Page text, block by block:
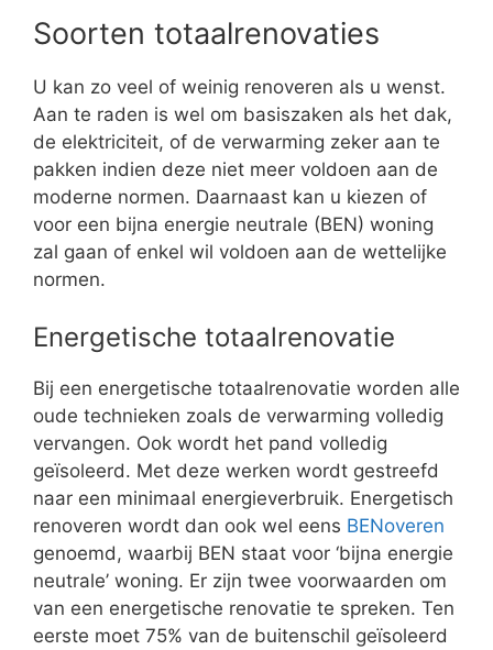
Soorten totaalrenovaties
U kan zo veel of weinig renoveren als u wenst.
Aan te raden is wel om basiszaken als het dak,
de elektriciteit, of de verwarming zeker aan te
pakken indien deze niet meer voldoen aan de
moderne normen. Daarnaast kan u kiezen of
voor een bijna energie neutrale (BEN) woning
zal gaan of enkel wil voldoen aan de wettelijke
normen.
Energetische totaalrenovatie
Bij een energetische totaalrenovatie worden alle
oude technieken zoals de verwarming volledig
vervangen. Ook wordt het pand volledig
geïsoleerd. Met deze werken wordt gestreefd
naar een minimaal energieverbruik. Energetisch
renoveren wordt dan ook wel eens BENoveren
genoemd, waarbij BEN staat voor ‘bijna energie
neutrale’ woning. Er zijn twee voorwaarden om
van een energetische renovatie te spreken. Ten
eerste moet 75% van de buitenschil geïsoleerd